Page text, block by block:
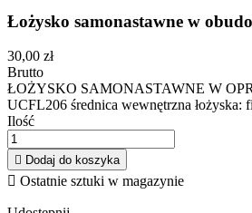
Łożysko samonastawne w
30,00 zł
Brutto
ŁOŻYSKO SAMONASTAWNE W
UCFL206 średnica wewnętrzna łożyska:
Ilość
 Dodaj do koszyka
 Ostatnie sztuki w magazynie